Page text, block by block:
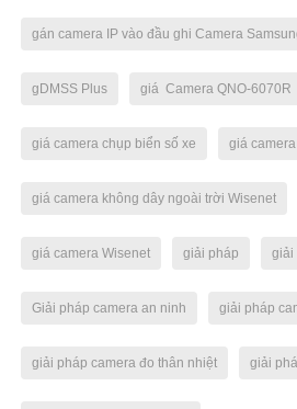
gán camera IP vào đầu ghi Camera
gDMSS Plus giá Camera QNO-6070R
giá camera chụp biển số xe giá
giá camera không dây ngoài trời Wisenet
giá camera Wisenet giải pháp giải
Giải pháp camera an ninh giải pháp
giải pháp camera đo thân nhiệt giải